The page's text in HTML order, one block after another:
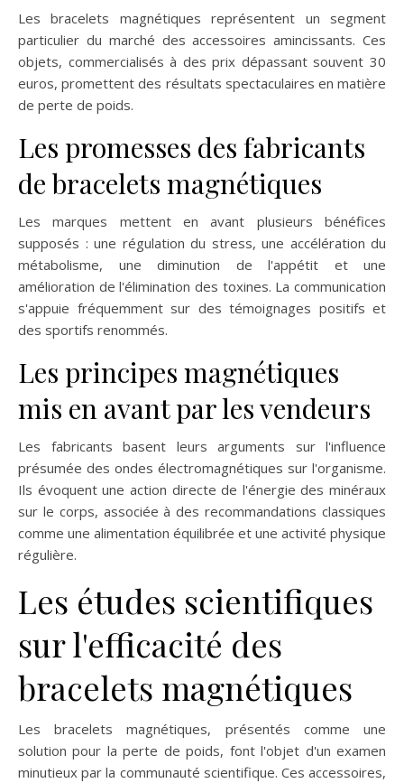
Les bracelets magnétiques représentent un segment
particulier du marché des accessoires amincissants. Ces
objets, commercialisés à des prix dépassant souvent 30
euros, promettent des résultats spectaculaires en matière
de perte de poids.
Les promesses des fabricants
de bracelets magnétiques
Les marques mettent en avant plusieurs bénéfices
supposés : une régulation du stress, une accélération du
métabolisme, une diminution de l'appétit et une
amélioration de l'élimination des toxines. La communication
s'appuie fréquemment sur des témoignages positifs et
des sportifs renommés.
Les principes magnétiques
mis en avant par les vendeurs
Les fabricants basent leurs arguments sur l'influence
présumée des ondes électromagnétiques sur l'organisme.
Ils évoquent une action directe de l'énergie des minéraux
sur le corps, associée à des recommandations classiques
comme une alimentation équilibrée et une activité physique
régulière.
Les études scientifiques
sur l'efficacité des
bracelets magnétiques
Les bracelets magnétiques, présentés comme une
solution pour la perte de poids, font l'objet d'un examen
minutieux par la communauté scientifique. Ces accessoires,